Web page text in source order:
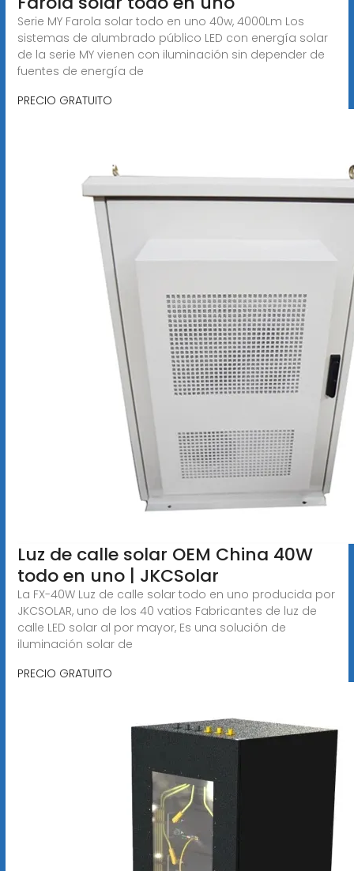
Serie MY Farola solar todo en uno 40w, 4000Lm Los
sistemas de alumbrado público LED con energía solar
de la serie MY vienen con iluminación sin depender de
fuentes de energía de
PRECIO GRATUITO
Luz de calle solar OEM China 40W
todo en uno | JKCSolar
La FX-40W Luz de calle solar todo en uno producida por
JKCSOLAR, uno de los 40 vatios Fabricantes de luz de
calle LED solar al por mayor, Es una solución de
iluminación solar de
PRECIO GRATUITO